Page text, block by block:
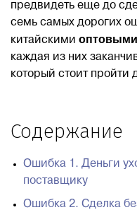
Блог
Контакты
предвидеть еще до
семь самых дорогих
китайскими
каждая из них
который стоит пройти
Содержание
Ошибка 1. Деньги
поставщику
Ошибка 2. Сделка